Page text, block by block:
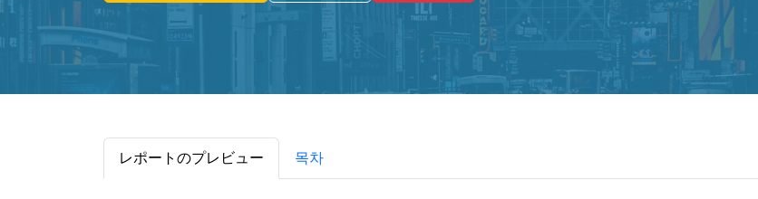
レポートのプレビュー 목차